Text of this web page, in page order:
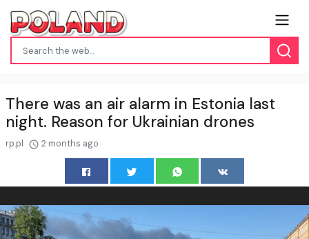
There was an air alarm in Estonia last
night. Reason for Ukrainian drones
rp.pl 2 months ago